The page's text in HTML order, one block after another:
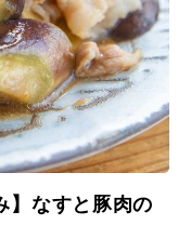
】なすと豚肉の